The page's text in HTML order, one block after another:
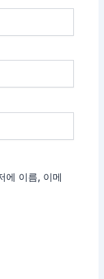
에 이름, 이메